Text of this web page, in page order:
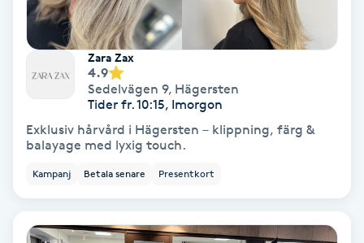
Kroppsinpackning
Kroppspeeling
Laserbehandling
Zara Zax
4.9
Sedelvägen 9, Hägersten
Tider fr. 10:15, Imorgon
Exklusiv hårvård i Hägersten – klippning, färg &
balayage med lyxig touch.
Kampanj Betala senare Presentkort